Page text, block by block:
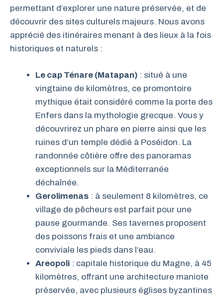
permettant d’explorer une nature préservée, et de
découvrir des sites culturels majeurs. Nous avons
apprécié des itinéraires menant à des lieux à la fois
historiques et naturels :
Le cap Ténare (Matapan) : situé à une
vingtaine de kilomètres, ce promontoire
mythique était considéré comme la porte des
Enfers dans la mythologie grecque. Vous y
découvrirez un phare en pierre ainsi que les
ruines d’un temple dédié à Poséidon. La
randonnée côtière offre des panoramas
exceptionnels sur la Méditerranée
déchaînée.
Gerolimenas : à seulement 8 kilomètres, ce
village de pêcheurs est parfait pour une
pause gourmande. Ses tavernes proposent
des poissons frais et une ambiance
conviviale les pieds dans l’eau.
Areopoli : capitale historique du Magne, à 45
kilomètres, offrant une architecture maniote
préservée, avec plusieurs églises byzantines